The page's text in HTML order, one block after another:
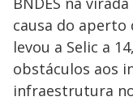
causa do
levou a Selic a
obstáculos aos
infraestrutura